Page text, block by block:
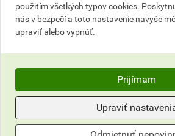
Definícia
Fasádny náter obsahujúci
pripravený na priame použitie
interiér.
Použitie
Náter určený najmä na
starých i nových fasád alebo
použitím všetkých typov cookies.
nás v bezpečí a toto nastavenie navyše
upraviť alebo vypnúť.
Prijímam
Upraviť